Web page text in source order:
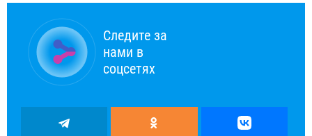
Следите за
нами в
соцсетях